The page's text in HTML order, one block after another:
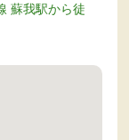
蘇我駅から徒